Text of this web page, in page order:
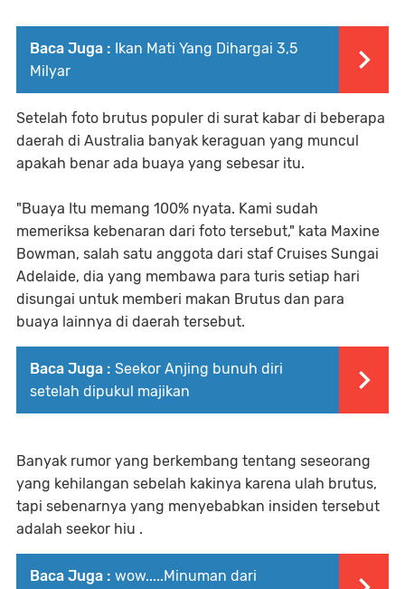
Baca Juga : Ikan Mati Yang Dihargai 3,5
Milyar
Setelah foto brutus populer di surat kabar di beberapa
daerah di Australia banyak keraguan yang muncul
apakah benar ada buaya yang sebesar itu.
"Buaya Itu memang 100% nyata. Kami sudah
memeriksa kebenaran dari foto tersebut," kata Maxine
Bowman, salah satu anggota dari staf Cruises Sungai
Adelaide, dia yang membawa para turis setiap hari
disungai untuk memberi makan Brutus dan para
buaya lainnya di daerah tersebut.
Baca Juga : Seekor Anjing bunuh diri
setelah dipukul majikan
Banyak rumor yang berkembang tentang seseorang
yang kehilangan sebelah kakinya karena ulah brutus,
tapi sebenarnya yang menyebabkan insiden tersebut
adalah seekor hiu .
Baca Juga : wow.....Minuman dari